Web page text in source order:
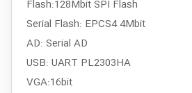
Flash:128Mbit SPI Flash
Serial Flash: EPCS4 4Mbit
AD: Serial AD
USB: UART PL2303HA
VGA:16bit